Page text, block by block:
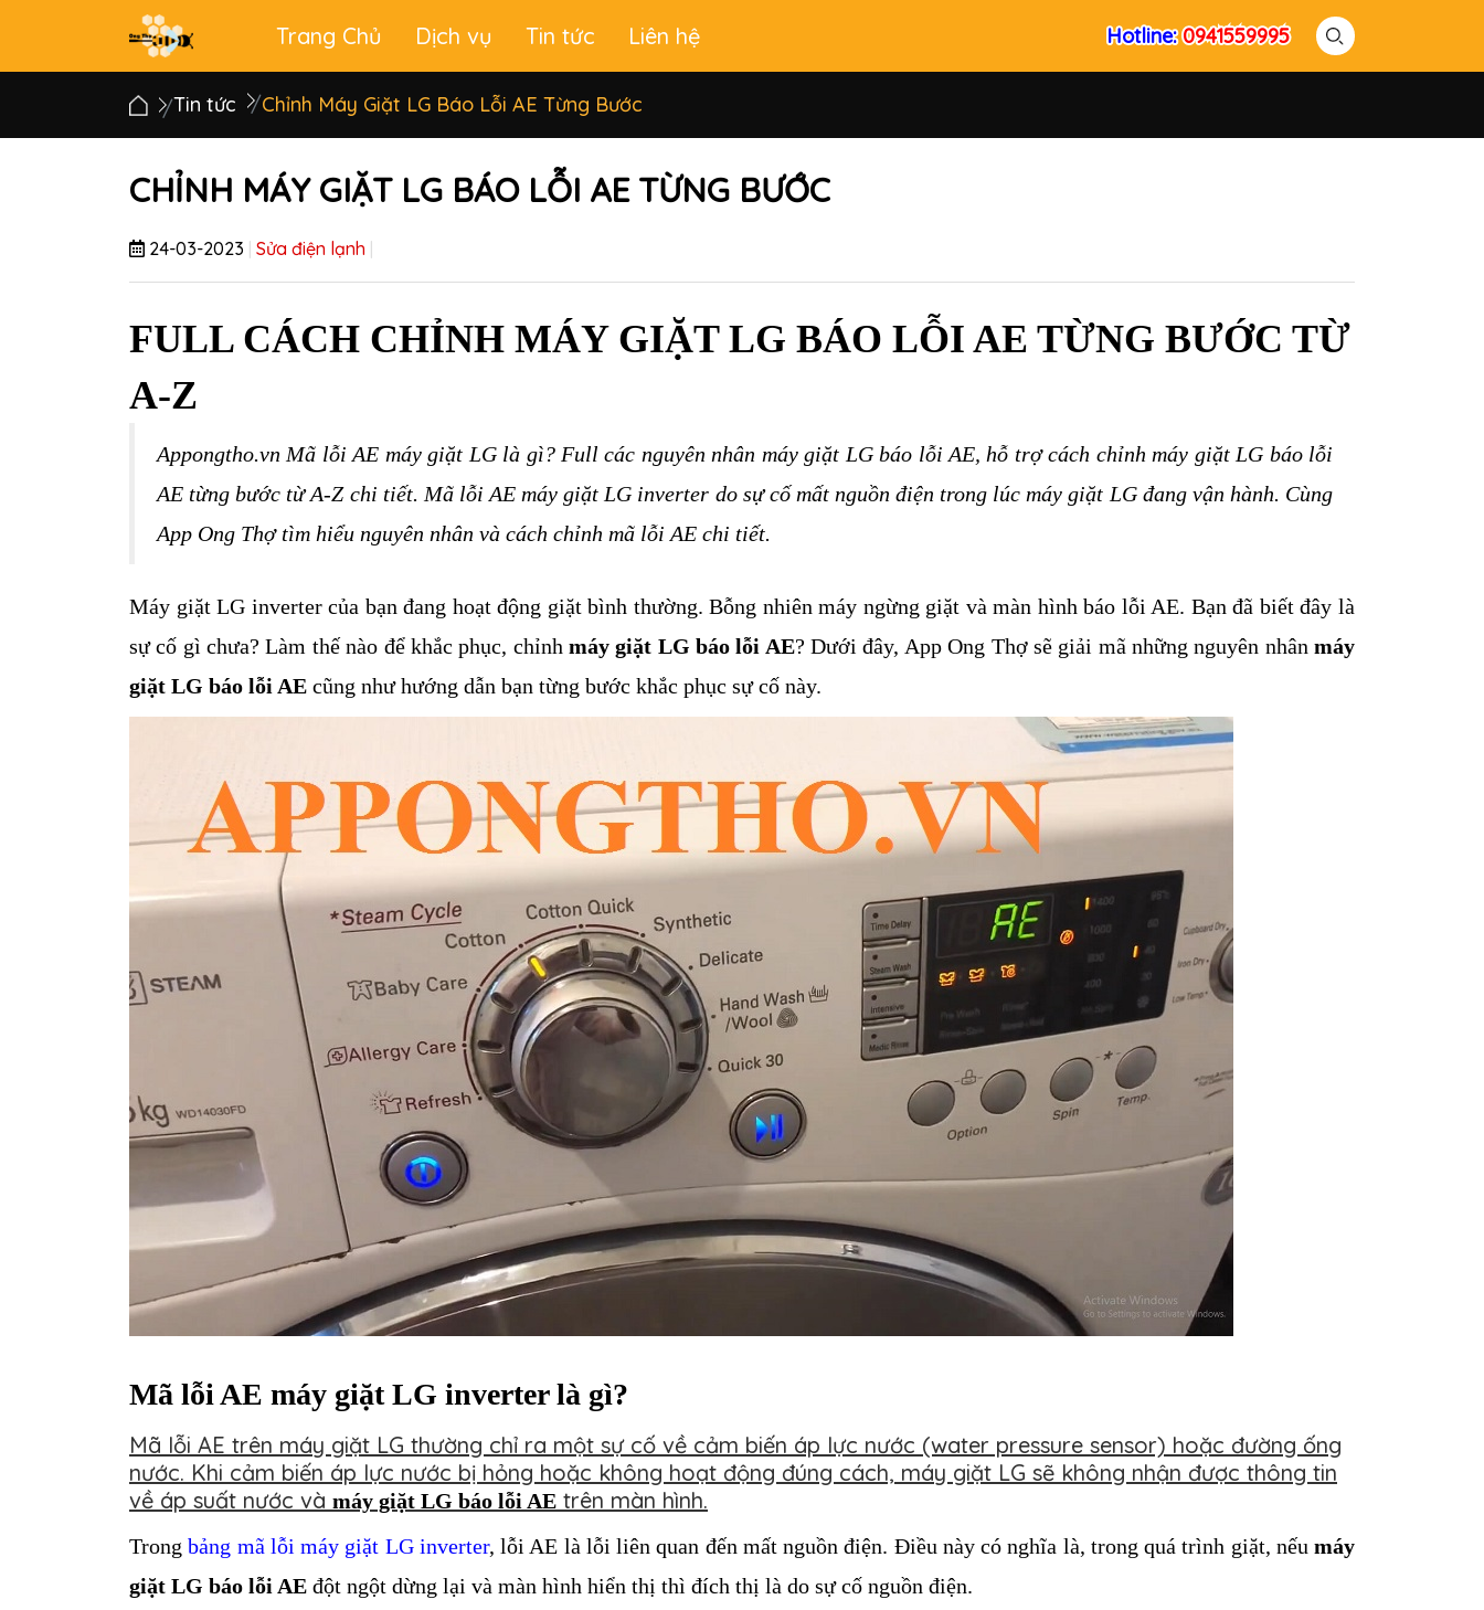
Main
menu
Trang Chủ Dịch vụ Tin tức Liên hệ Hotline:0941559995
Hotline:0941559995
Tin tức Chỉnh Máy Giặt LG Báo Lỗi AE Từng Bước
CHỈNH MÁY GIẶT LG BÁO LỖI AE TỪNG BƯỚC
24-03-2023 Sửa điện lạnh
FULL CÁCH CHỈNH MÁY GIẶT LG BÁO LỖI AE TỪNG BƯỚC TỪ
A-Z
Appongtho.vn Mã lỗi AE máy giặt LG là gì? Full các nguyên nhân máy giặt LG báo lỗi AE, hỗ trợ cách chỉnh máy giặt LG báo lỗi
AE từng bước từ A-Z chi tiết. Mã lỗi AE máy giặt LG inverter do sự cố mất nguồn điện trong lúc máy giặt LG đang vận hành. Cùng
App Ong Thợ tìm hiểu nguyên nhân và cách chỉnh mã lỗi AE chi tiết.
Máy giặt LG inverter của bạn đang hoạt động giặt bình thường. Bỗng nhiên máy ngừng giặt và màn hình báo lỗi AE. Bạn đã biết đây là
sự cố gì chưa? Làm thế nào để khắc phục, chỉnh máy giặt LG báo lỗi AE? Dưới đây, App Ong Thợ sẽ giải mã những nguyên nhân máy
giặt LG báo lỗi AE cũng như hướng dẫn bạn từng bước khắc phục sự cố này.
Mã lỗi AE máy giặt LG inverter là gì?
Mã lỗi AE trên máy giặt LG thường chỉ ra một sự cố về cảm biến áp lực nước (water pressure sensor) hoặc đường ống
nước. Khi cảm biến áp lực nước bị hỏng hoặc không hoạt động đúng cách, máy giặt LG sẽ không nhận được thông tin
về áp suất nước và máy giặt LG báo lỗi AE trên màn hình.
Trong bảng mã lỗi máy giặt LG inverter, lỗi AE là lỗi liên quan đến mất nguồn điện. Điều này có nghĩa là, trong quá trình giặt, nếu máy
giặt LG báo lỗi AE đột ngột dừng lại và màn hình hiển thị thì đích thị là do sự cố nguồn điện.